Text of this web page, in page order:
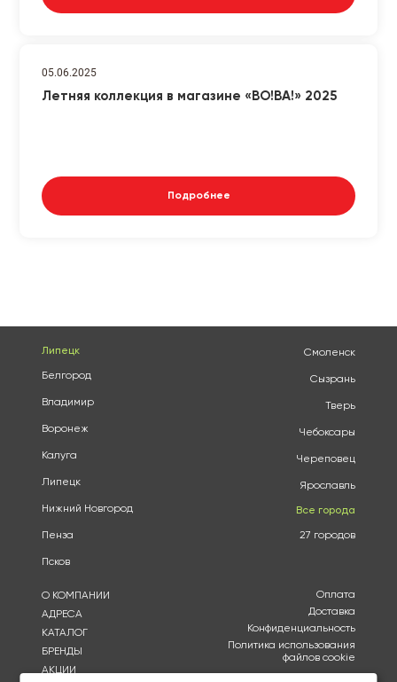
05.06.2025
Летняя коллекция в магазине «ВО!ВА!» 2025
Подробнее
Липецк
Белгород
Владимир
Воронеж
Калуга
Липецк
Нижний Новгород
Пенза
Псков
Смоленск
Сызрань
Тверь
Чебоксары
Череповец
Ярославль
Все города
27 городов
О КОМПАНИИ
АДРЕСА
КАТАЛОГ
БРЕНДЫ
АКЦИИ
Оплата
Доставка
Конфиденциальность
Политика использования
файлов cookie